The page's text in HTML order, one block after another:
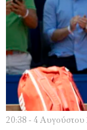
20:38 - 4 Αυγούστου